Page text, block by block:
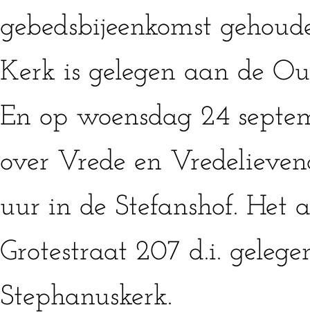
gebedsbijeenkomst
Kerk is gelegen aan de
En op woensdag 24
over Vrede en
uur in de Stefanshof. Het
Grotestraat 207 d.i.
Stephanuskerk.